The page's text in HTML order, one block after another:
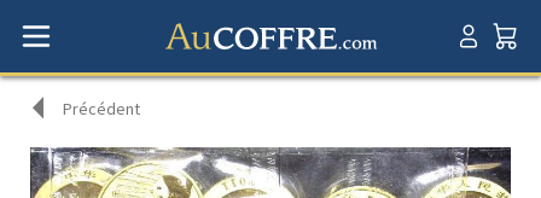
Précédent